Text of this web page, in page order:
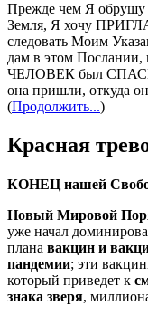
Прежде чем Я
Земля, Я хочу
следовать Моим
дам в этом
ЧЕЛОВЕК был
она пришли, откуда
(Продолжить...)
Красная
КОНЕЦ нашей
Новый Мировой
уже начал
плана вакцин и
пандемии; эти
который приведет к
знака зверя,